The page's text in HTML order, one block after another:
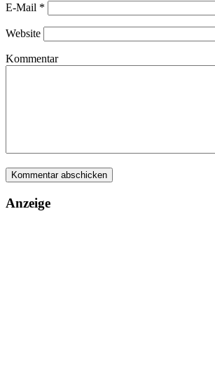
E-Mail *
Website
Kommentar
Anzeige